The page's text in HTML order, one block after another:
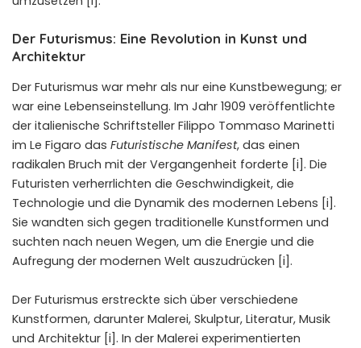
Der Futurismus: Eine Revolution in Kunst und
Architektur
Der Futurismus war mehr als nur eine Kunstbewegung; er
war eine Lebenseinstellung. Im Jahr 1909 veröffentlichte
der italienische Schriftsteller Filippo Tommaso Marinetti
im Le Figaro das Futuristische Manifest, das einen
radikalen Bruch mit der Vergangenheit forderte [i]. Die
Futuristen verherrlichten die Geschwindigkeit, die
Technologie und die Dynamik des modernen Lebens [i].
Sie wandten sich gegen traditionelle Kunstformen und
suchten nach neuen Wegen, um die Energie und die
Aufregung der modernen Welt auszudrücken [i].
Der Futurismus erstreckte sich über verschiedene
Kunstformen, darunter Malerei, Skulptur, Literatur, Musik
und Architektur [i]. In der Malerei experimentierten